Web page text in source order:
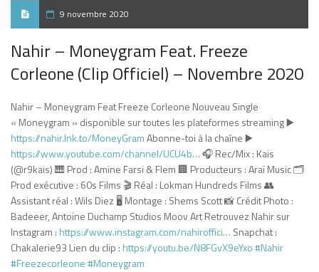
9 novembre 2020
Nahir – Moneygram Feat. Freeze
Corleone (Clip Officiel) – Novembre 2020
Nahir – Moneygram Feat Freeze Corleone Nouveau Single
« Moneygram » disponible sur toutes les plateformes streaming ▶️
https://nahir.lnk.to/MoneyGramAbonne-toi à la chaîne ▶️
https://www.youtube.com/channel/UCU4b…🎧 Rec/Mix : Kais
(@r9kais) 🎹 Prod : Amine Farsi & Flem 🏢 Producteurs : Araï Music 🗂
Prod exécutive : 60s Films 🎬 Réal : Lokman Hundreds Films 👥
Assistant réal : Wils Diez 🖥 Montage : Shems Scott 📸 Crédit Photo :
Badeeer, Antoine Duchamp Studios Moov Art Retrouvez Nahir sur
Instagram : https://www.instagram.com/nahiroffici… Snapchat :
Chakalerie93 Lien du clip : https://youtu.be/N8FGvX9eYxo#Nahir
#Freezecorleone#Moneygram